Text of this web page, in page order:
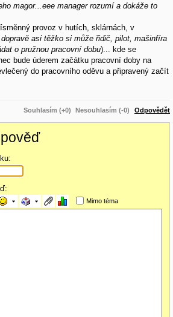
magor...eee manager rozumí a dokáže to
provoz v hutích, sklárnách, v
asi těžko si může řidič, pilot, mašinfíra
o pružnou pracovní dobu)... kde se
bude úderem začátku pracovní doby na
do pracovního oděvu a připravený začít
Souhlasím (+0) Nesouhlasím (-0) Odpovědět
Mimo téma